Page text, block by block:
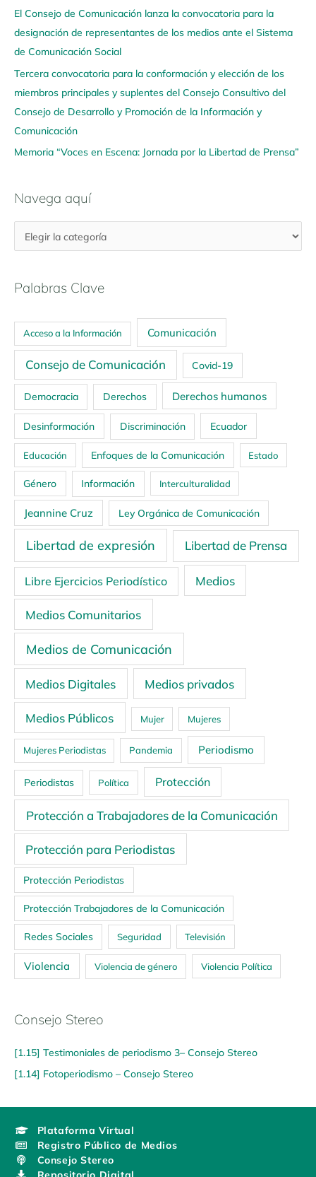
El Consejo de Comunicación lanza la convocatoria para la
designación de representantes de los medios ante el Sistema
de Comunicación Social
Tercera convocatoria para la conformación y elección de los
miembros principales y suplentes del Consejo Consultivo del
Consejo de Desarrollo y Promoción de la Información y
Comunicación
Memoria “Voces en Escena: Jornada por la Libertad de Prensa”
Navega aquí
q
u
í
Palabras Clave
Acceso a la Información Comunicación
Consejo de Comunicación Covid-19
Democracia Derechos Derechos humanos
Desinformación Discriminación Ecuador
Educación Enfoques de la Comunicación Estado
Género Información Interculturalidad
Jeannine Cruz Ley Orgánica de Comunicación
Libertad de expresión Libertad de Prensa
Libre Ejercicios Periodístico Medios
Medios Comunitarios
Medios de Comunicación
Medios Digitales Medios privados
Medios Públicos Mujer Mujeres
Mujeres Periodistas Pandemia Periodismo
Periodistas Política Protección
Protección a Trabajadores de la Comunicación
Protección para Periodistas
Protección Periodistas
Protección Trabajadores de la Comunicación
Redes Sociales Seguridad Televisión
Violencia Violencia de género Violencia Política
Consejo Stereo
[1.15] Testimoniales de periodismo 3– Consejo Stereo
[1.14] Fotoperiodismo – Consejo Stereo
Plataforma Virtual
Registro Público de Medios
Consejo Stereo